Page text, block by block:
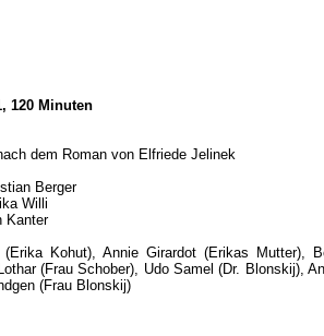
120 Minuten
dem Roman von Elfriede Jelinek
Berger
Willi
Kanter
(Erika Kohut), Annie Girardot (Erikas Mutter),
(Frau Schober), Udo Samel (Dr. Blonskij),
(Frau Blonskij)